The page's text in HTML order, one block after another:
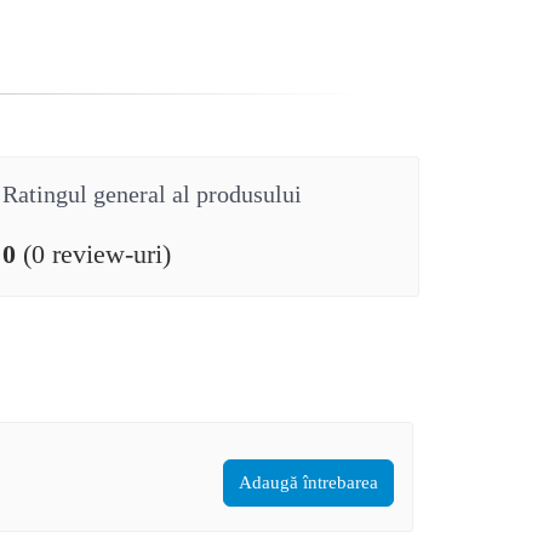
Ratingul general al produsului
0 (0 review-uri)
Adaugă întrebarea